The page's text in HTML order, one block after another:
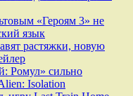
«Героям 3» не
язык
растяжки, новую
Ромул» сильно
Isolation